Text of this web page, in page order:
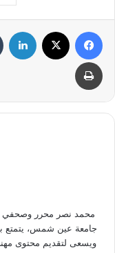
فيسبوك
طباعة
محمد نصر محرر وصحفي
جامعة عين شمس، يتمتع
ويسعى لتقديم محتوى